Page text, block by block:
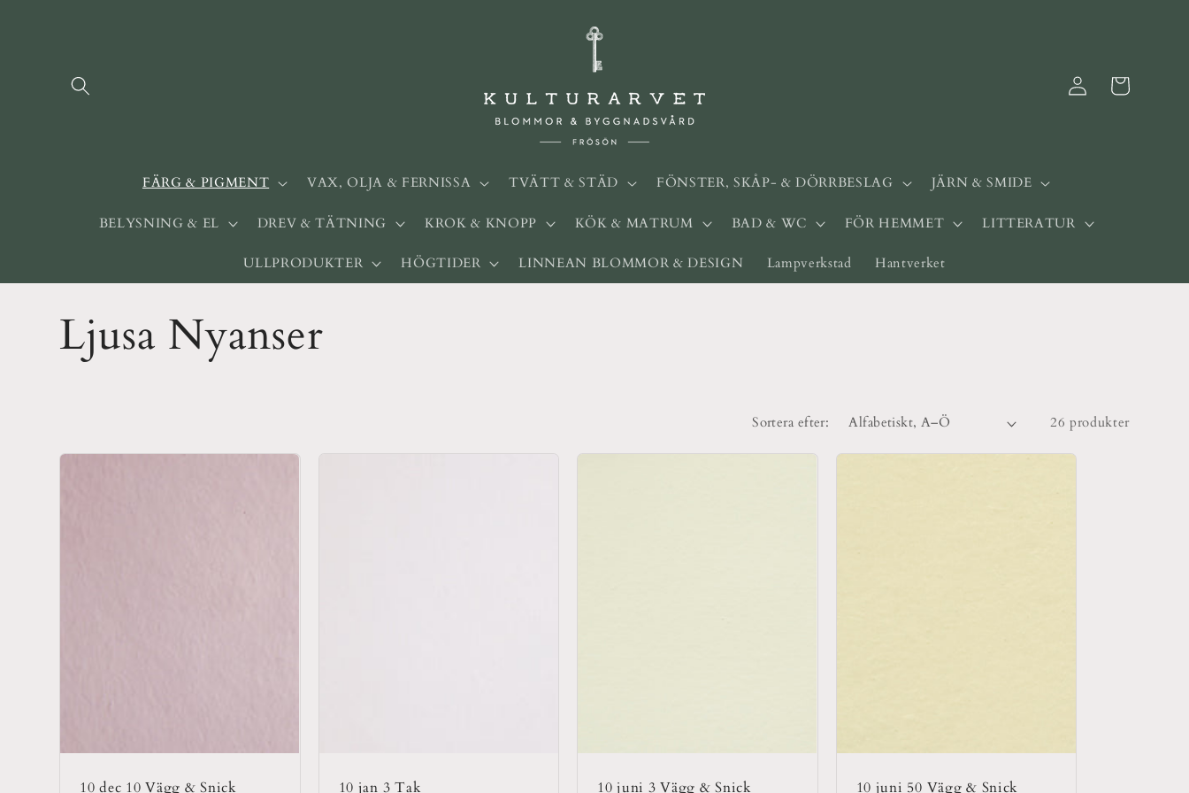
FÄRG & PIGMENT VAX, OLJA & FERNISSA TVÄTT & STÄD FÖNSTER, SKÅP- & DÖRRBESLAG JÄRN & SMIDE
BELYSNING & EL DREV & TÄTNING KROK & KNOPP KÖK & MATRUM BAD & WC FÖR HEMMET LITTERATUR
ULLPRODUKTER HÖGTIDER LINNEAN BLOMMOR & DESIGN Lampverkstad Hantverket
Logga
in
Varukorg
P
o
e
Ljusa Nyanser
Sortera efter: 26 produkter
10 dec 10 Vägg & Snick 10 jan 3 Tak 10 juni 3 Vägg & Snick 10 juni 50 Vägg & Snick